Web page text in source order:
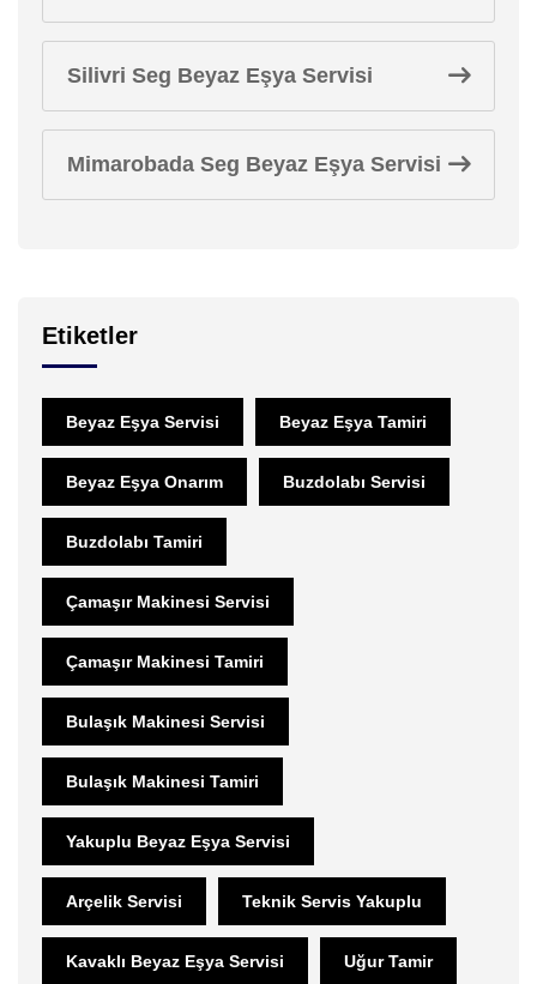
Silivri Seg Beyaz Eşya Servisi
Mimarobada Seg Beyaz Eşya Servisi
Etiketler
Beyaz Eşya Servisi Beyaz Eşya Tamiri
Beyaz Eşya Onarım Buzdolabı Servisi
Buzdolabı Tamiri
Çamaşır Makinesi Servisi
Çamaşır Makinesi Tamiri
Bulaşık Makinesi Servisi
Bulaşık Makinesi Tamiri
Yakuplu Beyaz Eşya Servisi
Arçelik Servisi Teknik Servis Yakuplu
Kavaklı Beyaz Eşya Servisi Uğur Tamir